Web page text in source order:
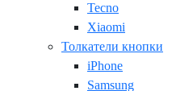
Tecno
Xiaomi
Толкатели кнопки
iPhone
Samsung